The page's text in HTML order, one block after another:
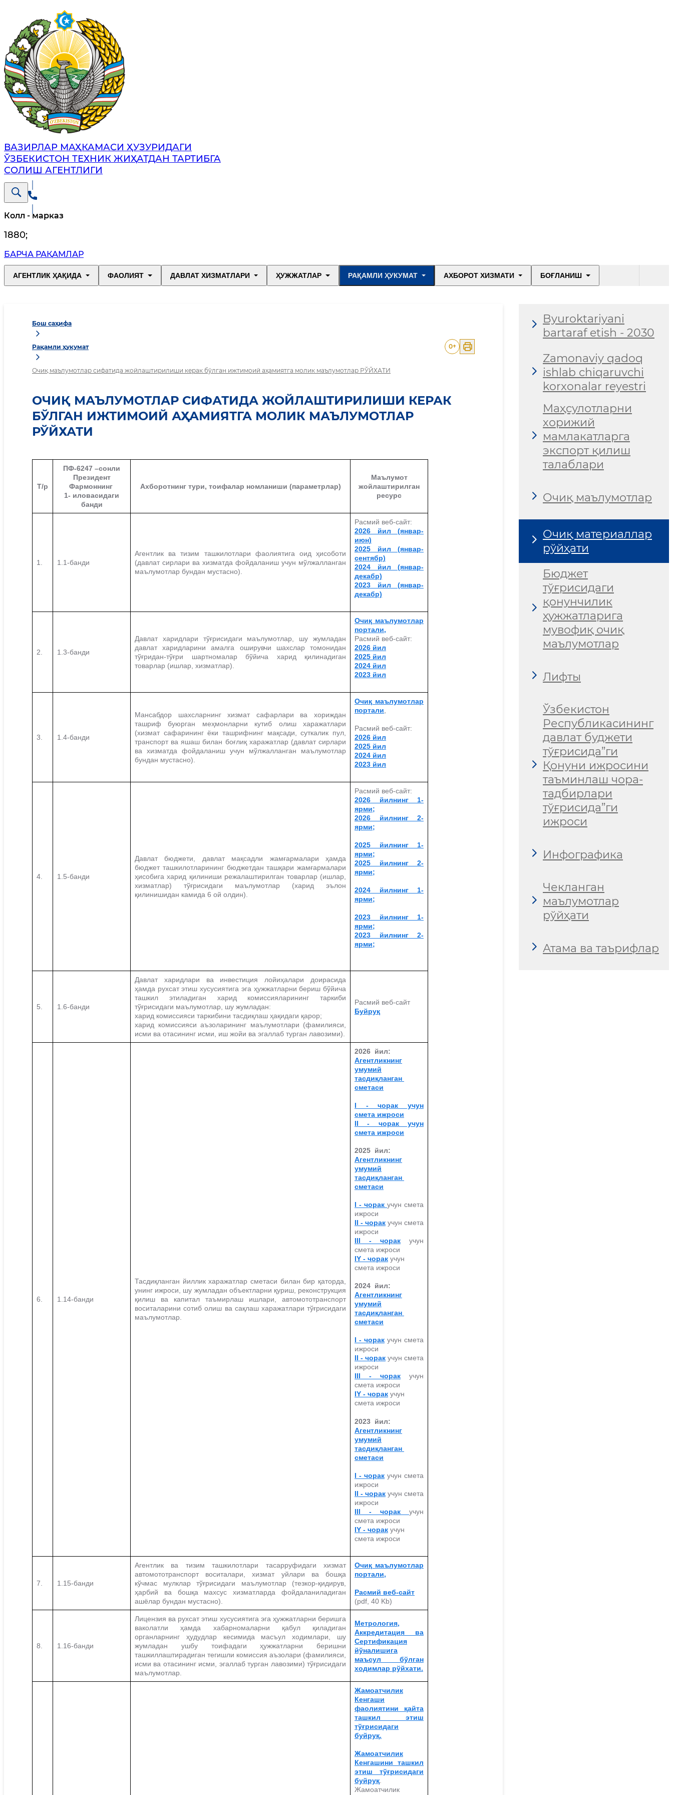
ВАЗИРЛАР МАҲКАМАСИ ҲУЗУРИДАГИ
ЎЗБЕКИСТОН ТЕХНИК ЖИҲАТДАН ТАРТИБГА
СОЛИШ АГЕНТЛИГИ
Колл - марказ
1880;
БАРЧА РАҚАМЛАР
АГЕНТЛИК ҲАҚИДА ФАОЛИЯТ ДАВЛАТ ХИЗМАТЛАРИ ҲУЖЖАТЛАР РАҚАМЛИ ҲУКУМАТ АХБОРОТ ХИЗМАТИ БОҒЛАНИШ
Бош саҳифа
Рақамли ҳукумат
Очиқ маълумотлар сифатида жойлаштирилиши керак бўлган ижтимоий аҳамиятга молик маълумотлар РЎЙХАТИ
0+
ОЧИҚ МАЪЛУМОТЛАР СИФАТИДА ЖОЙЛАШТИРИЛИШИ КЕРАК
БЎЛГАН ИЖТИМОИЙ АҲАМИЯТГА МОЛИК МАЪЛУМОТЛАР
РЎЙХАТИ
Т/р
ПФ-6247 –сонли
Президент
Фармоннинг
1- иловасидаги
банди
Ахборотнинг тури, тоифалар номланиши (параметрлар)
Маълумот
жойлаштирилган
ресурс
1. 1.1-банди
Агентлик ва тизим ташкилотлари фаолиятига оид ҳисоботи
(давлат сирлари ва хизматда фойдаланиш учун мўлжалланган
маълумотлар бундан мустасно).
Расмий веб-сайт:
2026 йил (январ-
июн)
2025 йил (январ-
сентябр)
2024 йил (январ-
декабр)
2023 йил (январ-
декабр)
2. 1.3-банди
Давлат харидлари тўғрисидаги маълумотлар, шу жумладан
давлат харидларини амалга оширувчи шахслар томонидан
тўғридан-тўғри шартномалар бўйича харид қилинадиган
товарлар (ишлар, хизматлар).
Очиқ маълумотлар
портали,
Расмий веб-сайт:
2026 йил
2025 йил
2024 йил
2023 йил
3. 1.4-банди
Мансабдор шахсларнинг хизмат сафарлари ва хориждан
ташриф буюрган меҳмонларни кутиб олиш харажатлари
(хизмат сафарининг ёки ташрифнинг мақсади, суткалик пул,
транспорт ва яшаш билан боғлиқ харажатлар (давлат сирлари
ва хизматда фойдаланиш учун мўлжалланган маълумотлар
бундан мустасно).
Очиқ маълумотлар
портали,
Расмий веб-сайт:
2026 йил
2025 йил
2024 йил
2023 йил
4. 1.5-банди
Давлат бюджети, давлат мақсадли жамғармалари ҳамда
бюджет ташкилотларининг бюджетдан ташқари жамғармалари
ҳисобига харид қилиниши режалаштирилган товарлар (ишлар,
хизматлар) тўғрисидаги маълумотлар (харид эълон
қилинишидан камида 6 ой олдин).
Расмий веб-сайт:
2026 йилнинг 1-
ярми;
2026 йилнинг 2-
ярми;
2025 йилнинг 1-
ярми;
2025 йилнинг 2-
ярми;
2024 йилнинг 1-
ярми;
2023 йилнинг 1-
ярми;
2023 йилнинг 2-
ярми;
5. 1.6-банди
Давлат харидлари ва инвестиция лойиҳалари доирасида
ҳамда рухсат этиш хусусиятига эга ҳужжатларни бериш бўйича
ташкил этиладиган харид комиссияларининг таркиби
тўғрисидаги маълумотлар, шу жумладан:
харид комиссияси таркибини тасдиқлаш ҳақидаги қарор;
харид комиссияси аъзоларининг маълумотлари (фамилияси,
исми ва отасининг исми, иш жойи ва эгаллаб турган лавозими).
Расмий веб-сайт
Буйруқ
6. 1.14-банди
Тасдиқланган йиллик харажатлар сметаси билан бир қаторда,
унинг ижроси, шу жумладан объектларни қуриш, реконструкция
қилиш ва капитал таъмирлаш ишлари, автомототранспорт
воситаларини сотиб олиш ва сақлаш харажатлари тўғрисидаги
маълумотлар.
2026 йил:
Агентликнинг
умумий
тасдиқланган
сметаси
I - чорак учун
смета ижроси
II - чорак учун
смета ижроси
2025 йил:
Агентликнинг
умумий
тасдиқланган
сметаси
I - чорак учун смета
ижроси
II - чорак учун смета
ижроси
III - чорак учун
смета ижроси
IY - чорак учун
смета ижроси
2024 йил:
Агентликнинг
умумий
тасдиқланган
сметаси
I - чорак учун смета
ижроси
II - чорак учун смета
ижроси
III - чорак учун
смета ижроси
IY - чорак учун
смета ижроси
2023 йил:
Агентликнинг
умумий
тасдиқланган
сметаси
I - чорак учун смета
ижроси
II - чорак учун смета
ижроси
III - чорак учун
смета ижроси
IY - чорак учун
смета ижроси
7. 1.15-банди
Агентлик ва тизим ташкилотлари тасарруфидаги хизмат
автомототранспорт воситалари, хизмат уйлари ва бошқа
кўчмас мулклар тўғрисидаги маълумотлар (тезкор-қидирув,
ҳарбий ва бошқа махсус хизматларда фойдаланиладиган
ашёлар бундан мустасно).
Очиқ маълумотлар
портали,
Расмий веб-сайт
(pdf, 40 Kb)
8. 1.16-банди
Лицензия ва рухсат этиш хусусиятига эга ҳужжатларни беришга
ваколатли ҳамда хабарномаларни қабул қиладиган
органларнинг ҳудудлар кесимида масъул ходимлари, шу
жумладан ушбу тоифадаги ҳужжатларни беришни
ташкиллаштирадиган тегишли комиссия аъзолари (фамилияси,
исми ва отасининг исми, эгаллаб турган лавозими) тўғрисидаги
маълумотлар.
Метрология,
Аккредитация ва
Сертификация
йўналишига
маъсул бўлган
ходимлар рўйхати.
Жамоатчилик
Кенгаши
фаолиятини қайта
ташкил этиш
тўғрисидаги
буйруқ.
Жамоатчилик
Кенгашини ташкил
этиш тўғрисидаги
буйруқ.
Жамоатчилик
Byuroktariyani
bartaraf etish - 2030
Zamonaviy qadoq
ishlab chiqaruvchi
korxonalar reyestri
Маҳсулотларни
хорижий
мамлакатларга
экспорт қилиш
талаблари
Очиқ маълумотлар
Очиқ материаллар
рўйҳати
Бюджет
тўғрисидаги
қонунчилик
ҳужжатларига
мувофиқ очиқ
маълумотлар
Лифты
Ўзбекистон
Республикасининг
давлат буджети
тўғрисида”ги
Қонуни ижросини
таъминлаш чора-
тадбирлари
тўғрисида”ги
ижроси
Инфографика
Чекланган
маълумотлар
рўйҳати
Атама ва таърифлар